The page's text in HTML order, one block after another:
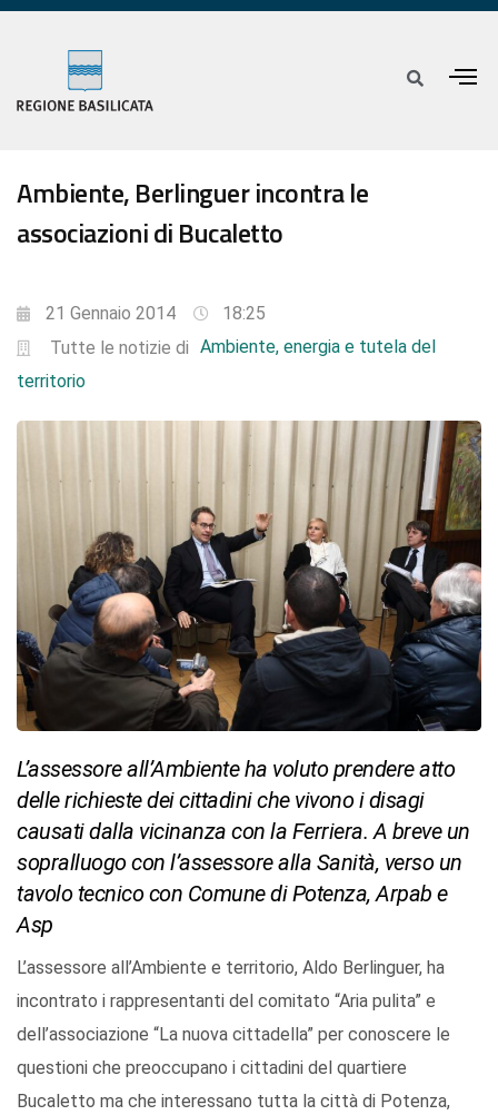
Ambiente, Berlinguer incontra le
associazioni di Bucaletto
21 Gennaio 2014
18:25
Tutte le notizie di Ambiente, energia e tutela del
territorio
L’assessore all’Ambiente ha voluto prendere atto
delle richieste dei cittadini che vivono i disagi
causati dalla vicinanza con la Ferriera. A breve un
sopralluogo con l’assessore alla Sanità, verso un
tavolo tecnico con Comune di Potenza, Arpab e
Asp
L’assessore all’Ambiente e territorio, Aldo Berlinguer, ha
incontrato i rappresentanti del comitato “Aria pulita” e
dell’associazione “La nuova cittadella” per conoscere le
questioni che preoccupano i cittadini del quartiere
Bucaletto ma che interessano tutta la città di Potenza,